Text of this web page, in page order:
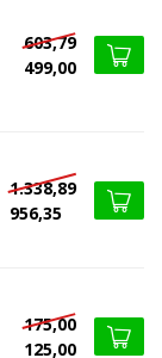
603,79
499,00
1.338,89
956,35
175,00
125,00